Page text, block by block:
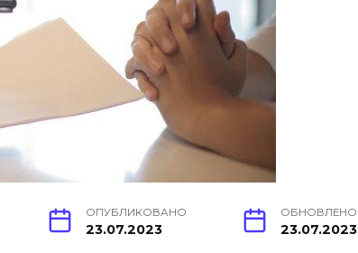
ОПУБЛИКОВАНО
23.07.2023
ОБНОВЛЕНО
23.07.2023